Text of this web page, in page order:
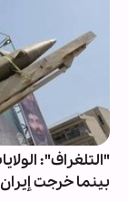
"التلغراف":
بينما خرجت